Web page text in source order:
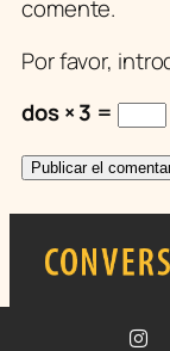
comente.
Por favor,
dos × 3 =